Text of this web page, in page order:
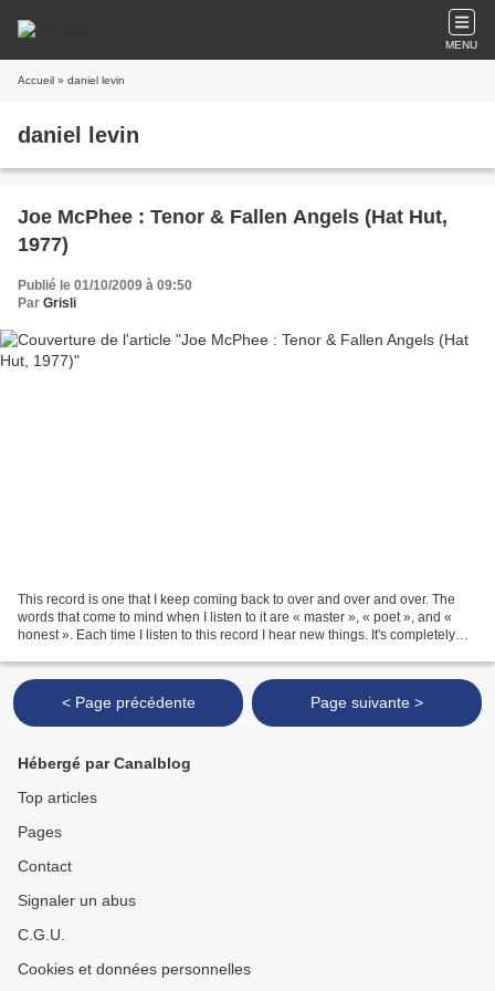
MENU
Accueil » daniel levin
daniel levin
Joe McPhee : Tenor & Fallen Angels (Hat Hut,
1977)
Publié le 01/10/2009 à 09:50
Par Grisli
This record is one that I keep coming back to over and over and over. The
words that come to mind when I listen to it are « master », « poet », and «
honest ». Each time I listen to this record I hear new things. It's completely
< Page précédente Page suivante >
Hébergé par Canalblog
Top articles
Pages
Contact
Signaler un abus
C.G.U.
Cookies et données personnelles